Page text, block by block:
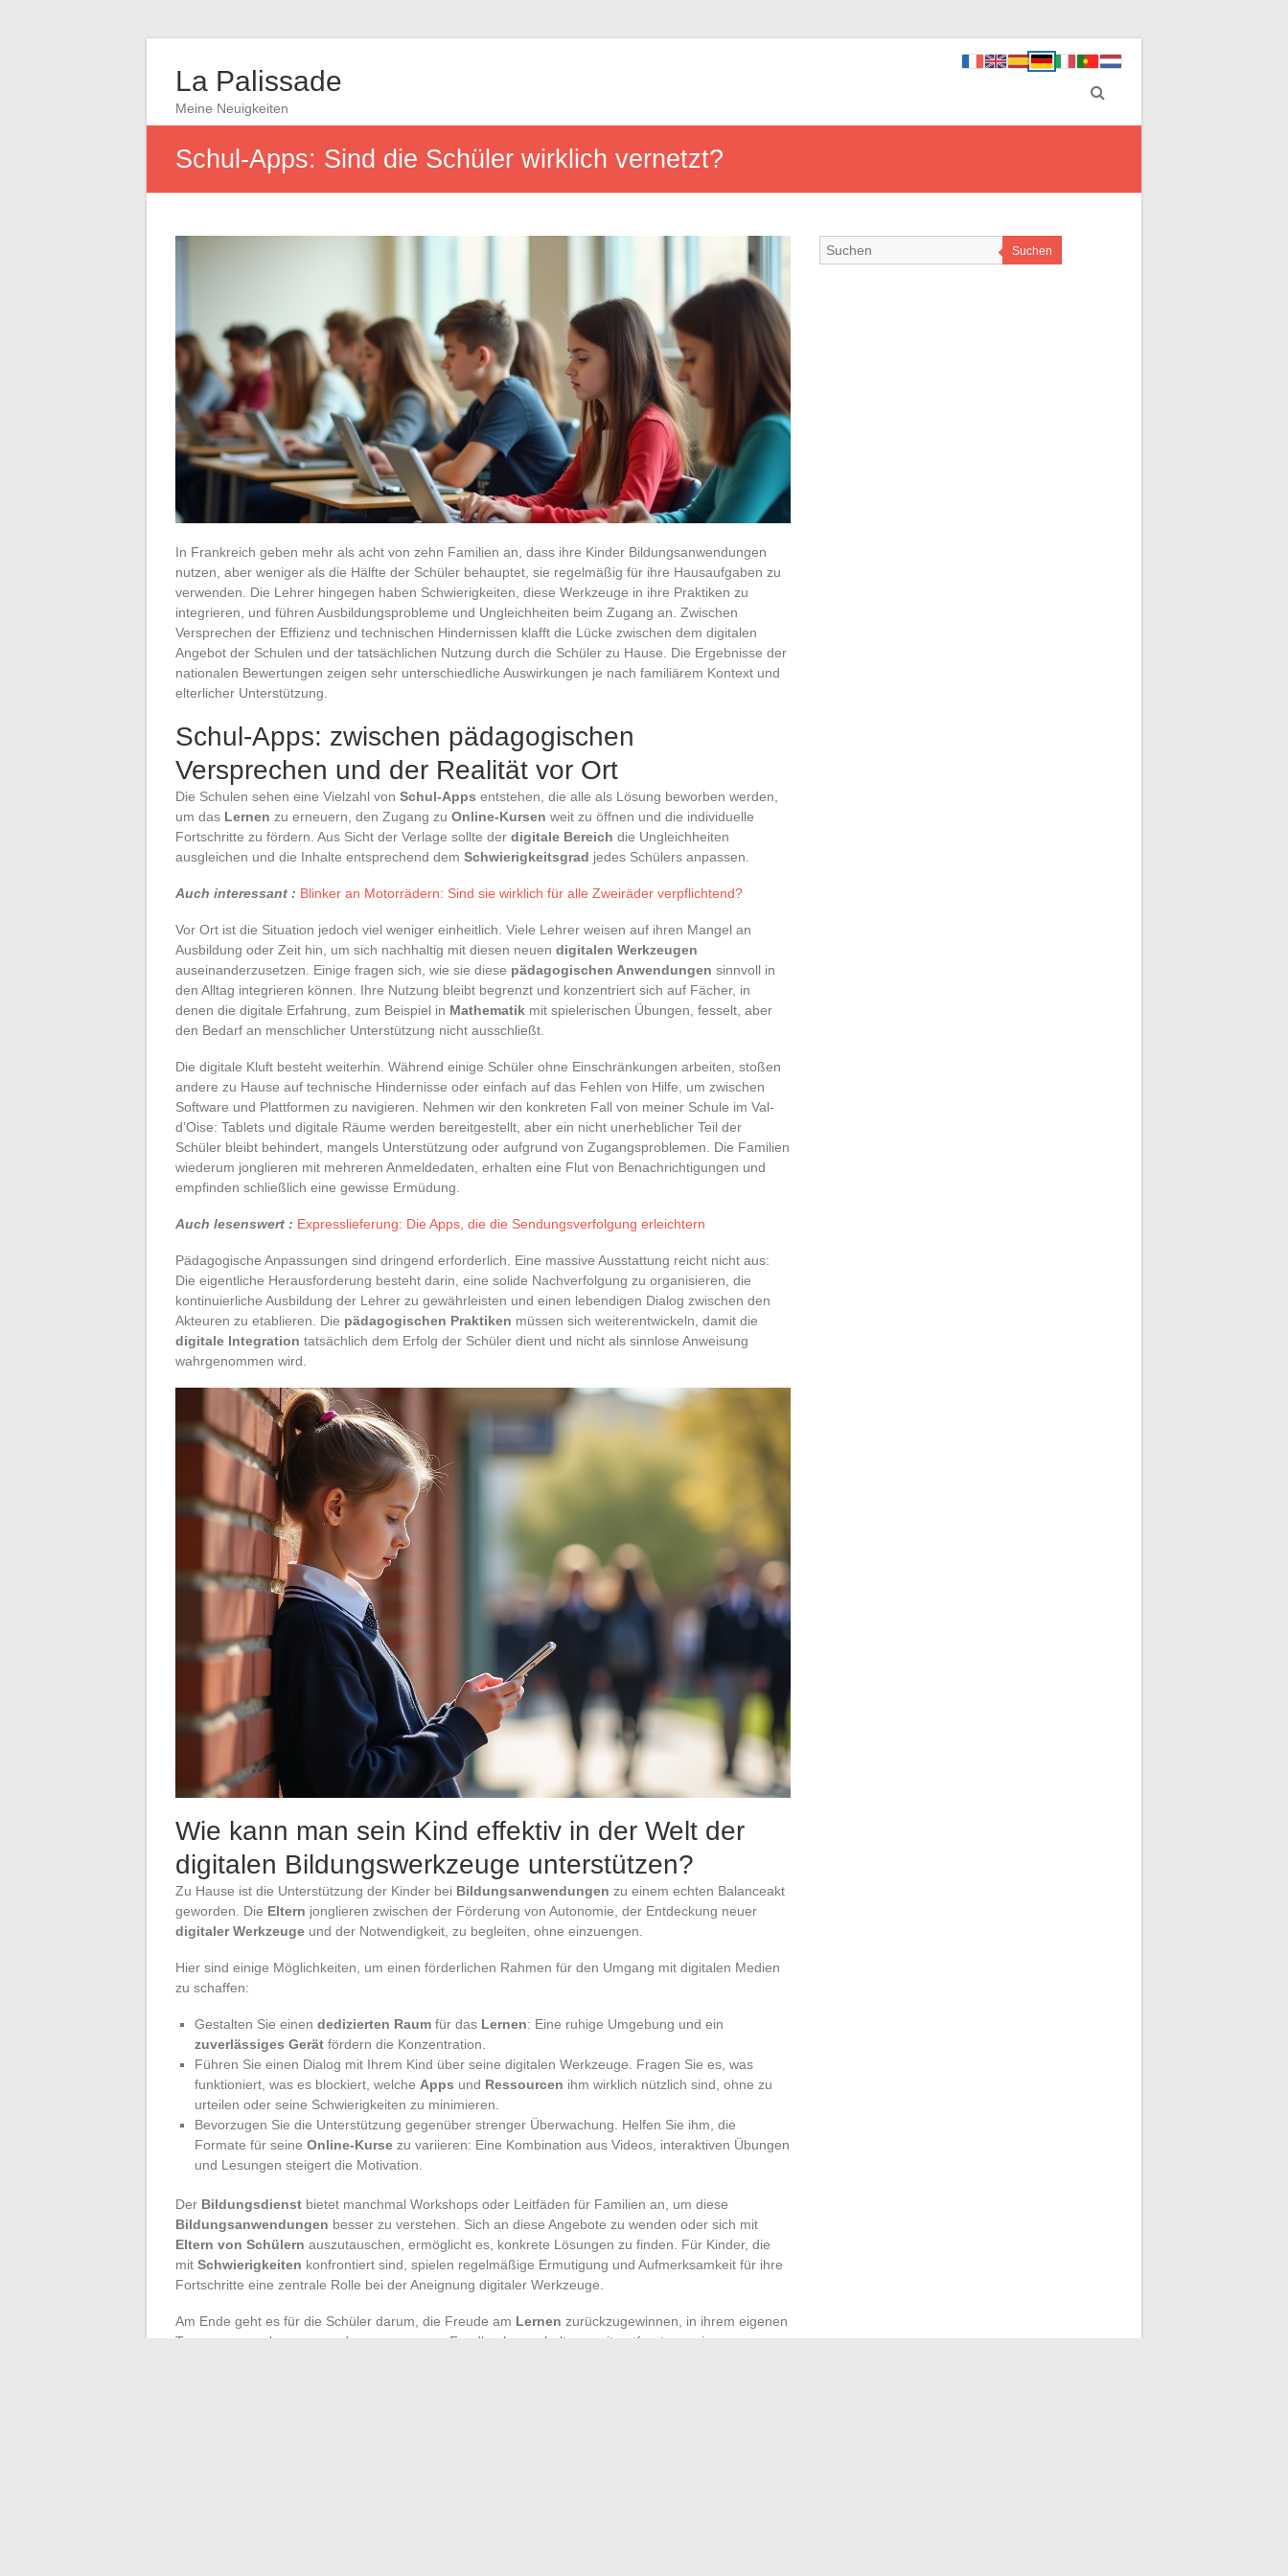
La Palissade
Meine Neuigkeiten
Schul-Apps: Sind die Schüler wirklich vernetzt?
In Frankreich geben mehr als acht von zehn Familien an, dass ihre Kinder Bildungsanwendungen
nutzen, aber weniger als die Hälfte der Schüler behauptet, sie regelmäßig für ihre Hausaufgaben zu
verwenden. Die Lehrer hingegen haben Schwierigkeiten, diese Werkzeuge in ihre Praktiken zu
integrieren, und führen Ausbildungsprobleme und Ungleichheiten beim Zugang an. Zwischen
Versprechen der Effizienz und technischen Hindernissen klafft die Lücke zwischen dem digitalen
Angebot der Schulen und der tatsächlichen Nutzung durch die Schüler zu Hause. Die Ergebnisse der
nationalen Bewertungen zeigen sehr unterschiedliche Auswirkungen je nach familiärem Kontext und
elterlicher Unterstützung.
Schul-Apps: zwischen pädagogischen
Versprechen und der Realität vor Ort
Die Schulen sehen eine Vielzahl von Schul-Apps entstehen, die alle als Lösung beworben werden,
um das Lernen zu erneuern, den Zugang zu Online-Kursen weit zu öffnen und die individuelle
Fortschritte zu fördern. Aus Sicht der Verlage sollte der digitale Bereich die Ungleichheiten
ausgleichen und die Inhalte entsprechend dem Schwierigkeitsgrad jedes Schülers anpassen.
Auch interessant : Blinker an Motorrädern: Sind sie wirklich für alle Zweiräder verpflichtend?
Vor Ort ist die Situation jedoch viel weniger einheitlich. Viele Lehrer weisen auf ihren Mangel an
Ausbildung oder Zeit hin, um sich nachhaltig mit diesen neuen digitalen Werkzeugen
auseinanderzusetzen. Einige fragen sich, wie sie diese pädagogischen Anwendungen sinnvoll in
den Alltag integrieren können. Ihre Nutzung bleibt begrenzt und konzentriert sich auf Fächer, in
denen die digitale Erfahrung, zum Beispiel in Mathematik mit spielerischen Übungen, fesselt, aber
den Bedarf an menschlicher Unterstützung nicht ausschließt.
Die digitale Kluft besteht weiterhin. Während einige Schüler ohne Einschränkungen arbeiten, stoßen
andere zu Hause auf technische Hindernisse oder einfach auf das Fehlen von Hilfe, um zwischen
Software und Plattformen zu navigieren. Nehmen wir den konkreten Fall von meiner Schule im Val-
d’Oise: Tablets und digitale Räume werden bereitgestellt, aber ein nicht unerheblicher Teil der
Schüler bleibt behindert, mangels Unterstützung oder aufgrund von Zugangsproblemen. Die Familien
wiederum jonglieren mit mehreren Anmeldedaten, erhalten eine Flut von Benachrichtigungen und
empfinden schließlich eine gewisse Ermüdung.
Auch lesenswert : Expresslieferung: Die Apps, die die Sendungsverfolgung erleichtern
Pädagogische Anpassungen sind dringend erforderlich. Eine massive Ausstattung reicht nicht aus:
Die eigentliche Herausforderung besteht darin, eine solide Nachverfolgung zu organisieren, die
kontinuierliche Ausbildung der Lehrer zu gewährleisten und einen lebendigen Dialog zwischen den
Akteuren zu etablieren. Die pädagogischen Praktiken müssen sich weiterentwickeln, damit die
digitale Integration tatsächlich dem Erfolg der Schüler dient und nicht als sinnlose Anweisung
wahrgenommen wird.
Wie kann man sein Kind effektiv in der Welt der
digitalen Bildungswerkzeuge unterstützen?
Zu Hause ist die Unterstützung der Kinder bei Bildungsanwendungen zu einem echten Balanceakt
geworden. Die Eltern jonglieren zwischen der Förderung von Autonomie, der Entdeckung neuer
digitaler Werkzeuge und der Notwendigkeit, zu begleiten, ohne einzuengen.
Hier sind einige Möglichkeiten, um einen förderlichen Rahmen für den Umgang mit digitalen Medien
zu schaffen:
Gestalten Sie einen dedizierten Raum für das Lernen: Eine ruhige Umgebung und ein
zuverlässiges Gerät fördern die Konzentration.
Führen Sie einen Dialog mit Ihrem Kind über seine digitalen Werkzeuge. Fragen Sie es, was
funktioniert, was es blockiert, welche Apps und Ressourcen ihm wirklich nützlich sind, ohne zu
urteilen oder seine Schwierigkeiten zu minimieren.
Bevorzugen Sie die Unterstützung gegenüber strenger Überwachung. Helfen Sie ihm, die
Formate für seine Online-Kurse zu variieren: Eine Kombination aus Videos, interaktiven Übungen
und Lesungen steigert die Motivation.
Der Bildungsdienst bietet manchmal Workshops oder Leitfäden für Familien an, um diese
Bildungsanwendungen besser zu verstehen. Sich an diese Angebote zu wenden oder sich mit
Eltern von Schülern auszutauschen, ermöglicht es, konkrete Lösungen zu finden. Für Kinder, die
mit Schwierigkeiten konfrontiert sind, spielen regelmäßige Ermutigung und Aufmerksamkeit für ihre
Fortschritte eine zentrale Rolle bei der Aneignung digitaler Werkzeuge.
Am Ende geht es für die Schüler darum, die Freude am Lernen zurückzugewinnen, in ihrem eigenen
Tempo voranzukommen und angemessenes Feedback zu erhalten, weit entfernt von einem
Suchen